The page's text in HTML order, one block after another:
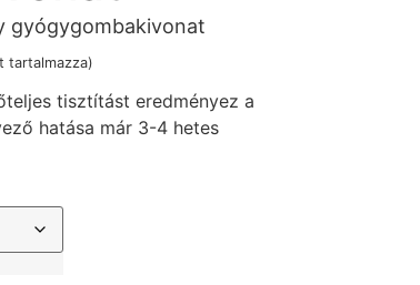
gyógygombakivonat
tartalmazza)
tisztítást eredményez a
hatása már 3-4 hetes